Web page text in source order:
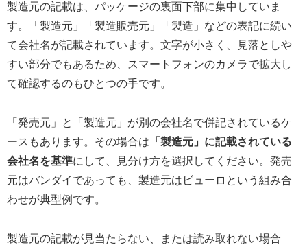
製造元の記載は、パッケージの裏面下部に集中していま
す。「製造元」「製造販売元」「製造」などの表記に続い
て会社名が記載されています。文字が小さく、見落としや
すい部分でもあるため、スマートフォンのカメラで拡大し
て確認するのもひとつの手です。
「発売元」と「製造元」が別の会社名で併記されているケ
ースもあります。その場合は 「製造元」に記載されている
会社名を基準にして、見分け方を選択してください。発売
元はバンダイであっても、製造元はビューロという組み合
わせが典型例です。
製造元の記載が見当たらない、または読み取れない場合